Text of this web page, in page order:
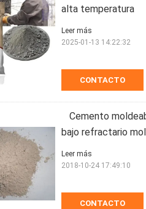
alta temperatura
CONTACTO
Leer más
2025-01-13 14:22:32
Cemento
bajo refractario
CONTACTO
Leer más
2018-10-24 17:49:10